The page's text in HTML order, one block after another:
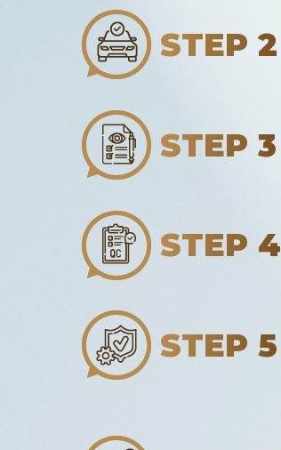
STEP 2
STEP 3
STEP 4
STEP 5